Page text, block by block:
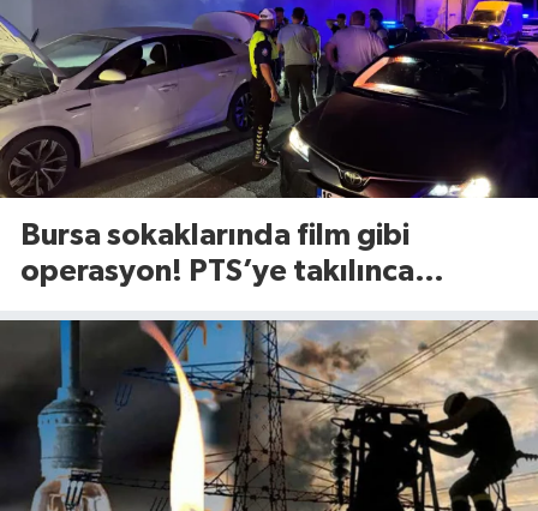
Bursa sokaklarında film gibi
operasyon! PTS’ye takılınca